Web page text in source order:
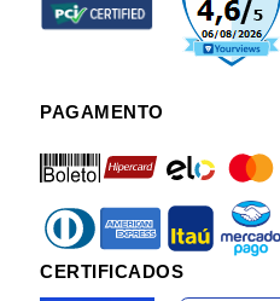
PAGAMENTO
boleto
diners american itau
CERTIFICADOS